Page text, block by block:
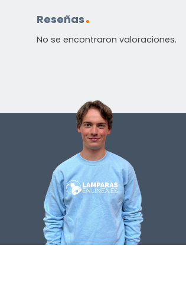
Reseñas
No se encontraron valoraciones.